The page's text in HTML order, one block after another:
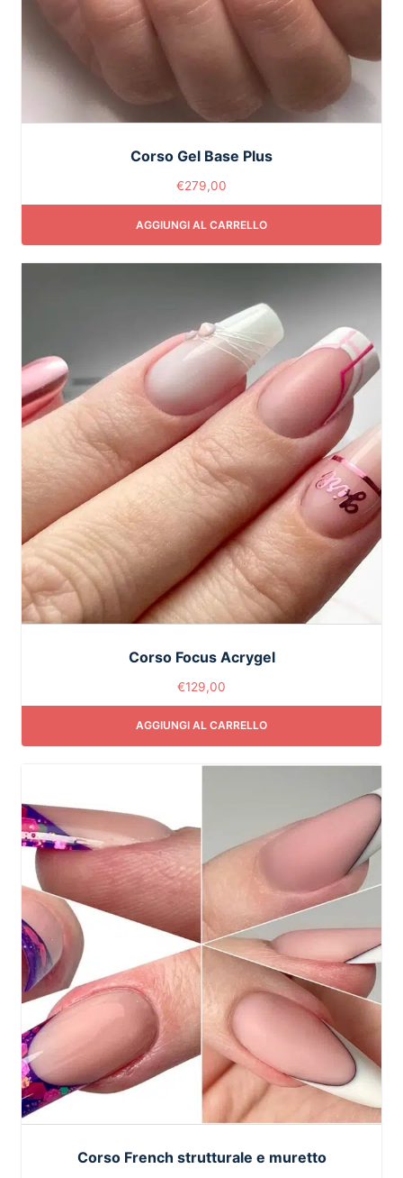
Corso Gel Base Plus
€279,00
AGGIUNGI AL CARRELLO
Corso Focus Acrygel
€129,00
AGGIUNGI AL CARRELLO
Corso French strutturale e muretto